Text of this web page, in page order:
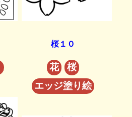
桜１０
花
桜
エッジ塗り絵